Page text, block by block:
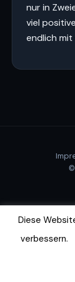
nur in
viel
endlich mit
Diese
verbessern.